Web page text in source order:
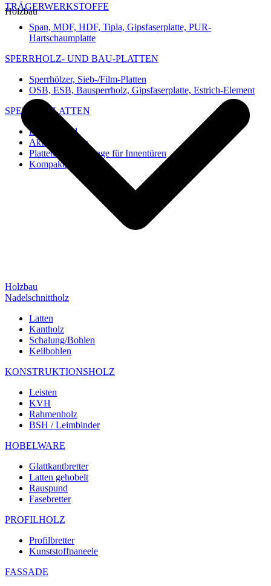
TRÄGERWERKSTOFFE
Span, MDF, HDF, Tipla, Gipsfaserplatte, PUR-
Hartschaumplatte
SPERRHOLZ- UND BAU-PLATTEN
Sperrhölzer, Sieb-/Film-Platten
OSB, ESB, Bausperrholz, Gipsfaserplatte, Estrich-Element
SPEZIAL-PLATTEN
Imi-Verbund
Akustik-Platten
Platten und Rohlinge für Innentüren
Kompaktplatten
Holzbau
Holzbau
Nadelschnittholz
Latten
Kantholz
Schalung/Bohlen
Keilbohlen
KONSTRUKTIONSHOLZ
Leisten
KVH
Rahmenholz
BSH / Leimbinder
HOBELWARE
Glattkantbretter
Latten gehobelt
Rauspund
Fasebretter
PROFILHOLZ
Profilbretter
Kunststoffpaneele
FASSADE